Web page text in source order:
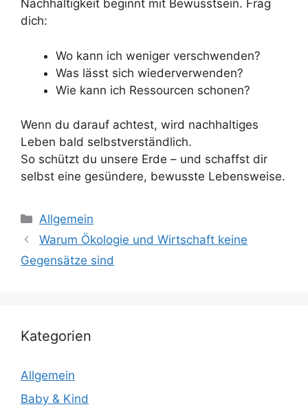
Nachhaltigkeit beginnt mit Bewusstsein. Frag
dich:
Wo kann ich weniger verschwenden?
Was lässt sich wiederverwenden?
Wie kann ich Ressourcen schonen?
Wenn du darauf achtest, wird nachhaltiges
Leben bald selbstverständlich.
So schützt du unsere Erde – und schaffst dir
selbst eine gesündere, bewusste Lebensweise.
Kategorien
Allgemein
Warum Ökologie und Wirtschaft keine
Gegensätze sind
Kategorien
Allgemein
Baby & Kind